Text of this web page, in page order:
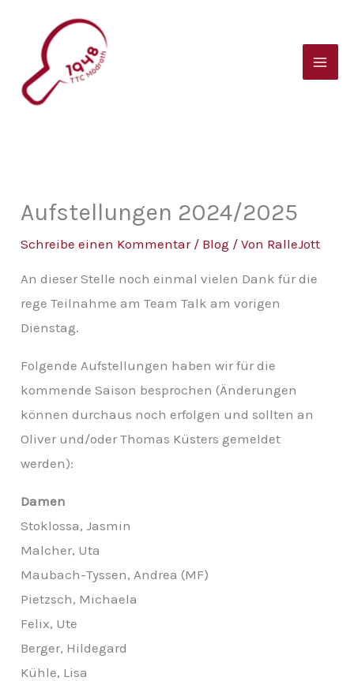
springen
Aufstellungen 2024/2025
Schreibe einen Kommentar / Blog / Von RalleJott
An dieser Stelle noch einmal vielen Dank für die
rege Teilnahme am Team Talk am vorigen
Dienstag.
Folgende Aufstellungen haben wir für die
kommende Saison besprochen (Änderungen
können durchaus noch erfolgen und sollten an
Oliver und/oder Thomas Küsters gemeldet
werden):
Damen
Stoklossa, Jasmin
Malcher, Uta
Maubach-Tyssen, Andrea (MF)
Pietzsch, Michaela
Felix, Ute
Berger, Hildegard
Kühle, Lisa
t
c
h
i
v